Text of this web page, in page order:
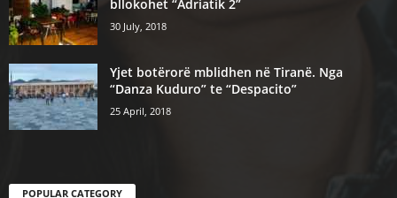
bllokohet “Adriatik 2”
30 July, 2018
Yjet botërorë mblidhen në Tiranë. Nga
“Danza Kuduro” te “Despacito”
25 April, 2018
POPULAR CATEGORY